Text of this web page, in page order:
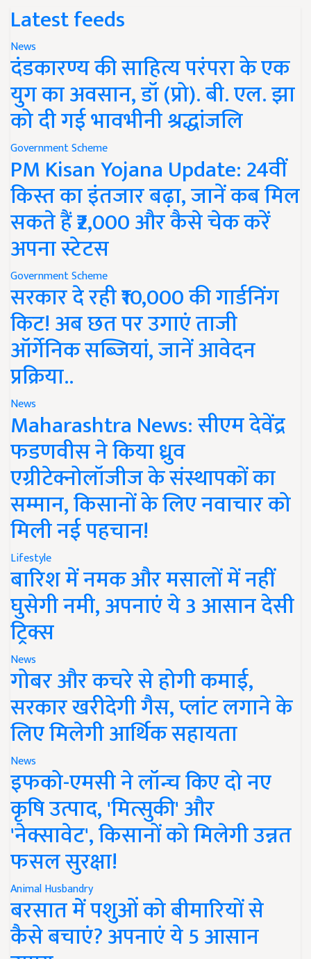
Latest feeds
News
दंडकारण्य की साहित्य परंपरा के एक
युग का अवसान, डॉ (प्रो). बी. एल. झा
को दी गई भावभीनी श्रद्धांजलि
Government Scheme
PM Kisan Yojana Update: 24वीं
किस्त का इंतजार बढ़ा, जानें कब मिल
सकते हैं ₹2,000 और कैसे चेक करें
अपना स्टेटस
Government Scheme
सरकार दे रही ₹10,000 की गार्डनिंग
किट! अब छत पर उगाएं ताजी
ऑर्गेनिक सब्जियां, जानें आवेदन
प्रक्रिया..
News
Maharashtra News: सीएम देवेंद्र
फडणवीस ने किया ध्रुव
एग्रीटेक्नोलॉजीज के संस्थापकों का
सम्मान, किसानों के लिए नवाचार को
मिली नई पहचान!
Lifestyle
बारिश में नमक और मसालों में नहीं
घुसेगी नमी, अपनाएं ये 3 आसान देसी
ट्रिक्स
News
गोबर और कचरे से होगी कमाई,
सरकार खरीदेगी गैस, प्लांट लगाने के
लिए मिलेगी आर्थिक सहायता
News
इफको-एमसी ने लॉन्च किए दो नए
कृषि उत्पाद, 'मित्सुकी' और
'नेक्सावेट', किसानों को मिलेगी उन्नत
फसल सुरक्षा!
Animal Husbandry
बरसात में पशुओं को बीमारियों से
कैसे बचाएं? अपनाएं ये 5 आसान